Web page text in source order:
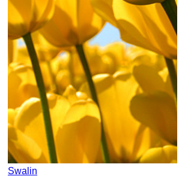
Swalin